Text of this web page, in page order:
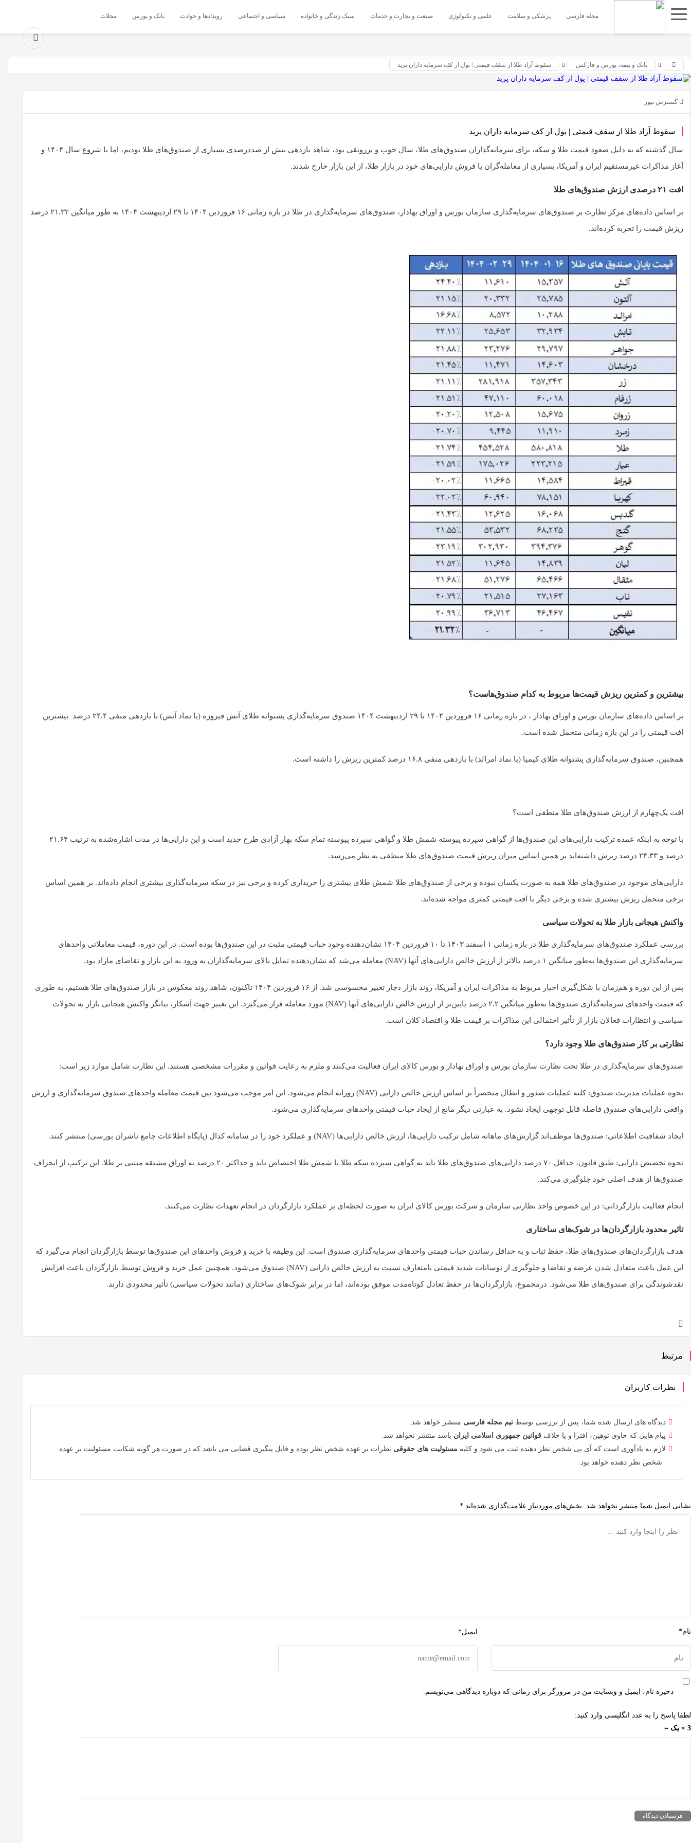
مجله فارسی پزشکی و سلامت علمی و تکنولوژی صنعت و تجارت و خدمات سبک زندگی و خانواده سیاسی و اجتماعی رویدادها و حوادث بانک و بورس مجلات
اشتراک
گذاری
از
روش‌های
زیر
می‌توانید
با
به
اشتراک
کپی
بانک و بیمه، بورس و فارکس سقوط آزاد طلا از سقف قیمتی | پول از کف سرمایه داران پرید
گسترش نیوز
سقوط آزاد طلا از سقف قیمتی | پول از کف سرمایه داران پرید
سال گذشته که به دلیل صعود قیمت طلا و سکه، برای سرمایه‌گذاران صندوق‌های طلا، سال خوب و پررونقی بود، شاهد بازدهی بیش از صددرصدی بسیاری از صندوق‌های طلا بودیم، اما با شروع سال ۱۴۰۴ و
آغاز مذاکرات غیرمستقیم ایران و آمریکا، بسیاری از معامله‌گران با فروش دارایی‌های خود در بازار طلا، از این بازار خارج شدند.
افت ۲۱ درصدی ارزش صندوق‌های طلا
بر اساس داده‌های مرکز نظارت بر صندوق‌های سرمایه‌گذاری سازمان بورس و اوراق بهادار، صندوق‌های سرمایه‌گذاری در طلا در بازه زمانی ۱۶ فروردین ۱۴۰۴ تا ۲۹ اردیبهشت ۱۴۰۴ به طور میانگین ۲۱.۳۲ درصد
ریزش قیمت را تجربه کرده‌اند.
بیشترین و کمترین ریزش قیمت‌ها مربوط به کدام صندوق‌هاست؟
بر اساس داده‌های سازمان بورس و اوراق بهادار ، در بازه زمانی ۱۶ فروردین ۱۴۰۴ تا ۲۹ اردیبهشت ۱۴۰۴ صندوق سرمایه‌گذاری پشتوانه طلای آتش فیروزه (با نماد آتش) با بازدهی منفی ۲۴.۴ درصد بیشترین
افت قیمتی را در این بازه زمانی متحمل شده است.
همچنین، صندوق سرمایه‌گذاری پشتوانه طلای کیمیا (با نماد امرالد) با بازدهی منفی ۱۶.۸ درصد کمترین ریزش را داشته است.
افت یک‌چهارم از ارزش صندوق‌های طلا منطقی است؟
با توجه به اینکه عمده ترکیب دارایی‌های این صندوق‌ها از گواهی سپرده پیوسته شمش طلا و گواهی سپرده پیوسته تمام سکه بهار آزادی طرح جدید است و این دارایی‌ها در مدت اشاره‌شده به ترتیب ۲۱.۶۴
درصد و ۲۴.۳۳ درصد ریزش داشته‌اند بر همین اساس میزان ریزش قیمت صندوق‌های طلا منطقی به نظر می‌رسد.
دارایی‌های موجود در صندوق‌های طلا همه به صورت یکسان نبوده و برخی از صندوق‌های طلا شمش طلای بیشتری را خریداری کرده و برخی نیز در سکه سرمایه‌گذاری بیشتری انجام داده‌اند. بر همین اساس
برخی متحمل ریزش بیشتری شده و برخی دیگر با افت قیمتی کمتری مواجه شده‌اند.
واکنش هیجانی بازار طلا به تحولات سیاسی
بررسی عملکرد صندوق‌های سرمایه‌گذاری طلا در بازه زمانی ۱ اسفند ۱۴۰۳ تا ۱۰ فروردین ۱۴۰۴ نشان‌دهنده وجود حباب قیمتی مثبت در این صندوق‌ها بوده است. در این دوره، قیمت معاملاتی واحدهای
سرمایه‌گذاری این صندوق‌ها به‌طور میانگین ۱ درصد بالاتر از ارزش خالص دارایی‌های آنها (NAV) معامله می‌شد که نشان‌دهنده تمایل بالای سرمایه‌گذاران به ورود به این بازار و تقاضای مازاد بود.
پس از این دوره و هم‌زمان با شکل‌گیری اخبار مربوط به مذاکرات ایران و آمریکا، روند بازار دچار تغییر محسوسی شد. از ۱۶ فروردین ۱۴۰۴ تاکنون، شاهد روند معکوس در بازار صندوق‌های طلا هستیم، به طوری
که قیمت واحدهای سرمایه‌گذاری صندوق‌ها به‌طور میانگین ۲.۲ درصد پایین‌تر از ارزش خالص دارایی‌های آنها (NAV) مورد معامله قرار می‌گیرد. این تغییر جهت آشکار، بیانگر واکنش هیجانی بازار به تحولات
سیاسی و انتظارات فعالان بازار از تأثیر احتمالی این مذاکرات بر قیمت طلا و اقتصاد کلان است.
نظارتی بر کار صندوق‌های طلا وجود دارد؟
صندوق‌های سرمایه‌گذاری در طلا تحت نظارت سازمان بورس و اوراق بهادار و بورس کالای ایران فعالیت می‌کنند و ملزم به رعایت قوانین و مقررات مشخصی هستند. این نظارت شامل موارد زیر است:
نحوه عملیات مدیریت صندوق: کلیه عملیات صدور و ابطال منحصراً بر اساس ارزش خالص دارایی (NAV) روزانه انجام می‌شود. این امر موجب می‌شود بین قیمت معامله واحدهای صندوق سرمایه‌گذاری و ارزش
واقعی دارایی‌های صندوق فاصله قابل توجهی ایجاد نشود. به عبارتی دیگر مانع از ایجاد حباب قیمتی واحدهای سرمایه‌گذاری می‌شود.
ایجاد شفافیت اطلاعاتی: صندوق‌ها موظف‌اند گزارش‌های ماهانه شامل ترکیب دارایی‌ها، ارزش خالص دارایی‌ها (NAV) و عملکرد خود را در سامانه کدال (پایگاه اطلاعات جامع ناشران بورسی) منتشر کنند.
نحوه تخصیص دارایی: طبق قانون، حداقل ۷۰ درصد دارایی‌های صندوق‌های طلا باید به گواهی سپرده سکه طلا یا شمش طلا اختصاص یابد و حداکثر ۲۰ درصد به اوراق مشتقه مبتنی بر طلا. این ترکیب از انحراف
صندوق‌ها از هدف اصلی خود جلوگیری می‌کند.
انجام فعالیت بازارگردانی: در این خصوص واحد نظارتی سازمان و شرکت بورس کالای ایران به صورت لحظه‌ای بر عملکرد بازارگردان در انجام تعهدات نظارت می‌کنند.
تاثیر محدود بازارگردان‌ها در شوک‌های ساختاری
هدف بازارگردان‌های صندوق‌های طلا، حفظ ثبات و به حداقل رساندن حباب قیمتی واحدهای سرمایه‌گذاری صندوق است. این وظیفه با خرید و فروش واحدهای این صندوق‌ها توسط بازارگردان انجام می‌گیرد که
این عمل باعث متعادل شدن عرضه و تقاضا و جلوگیری از نوسانات شدید قیمتی نامتعارف نسبت به ارزش خالص دارایی (NAV) صندوق می‌شود. همچنین عمل خرید و فروش توسط بازارگردان باعث افزایش
نقدشوندگی برای صندوق‌های طلا می‌شود. درمجموع، بازارگردان‌ها در حفظ تعادل کوتاه‌مدت موفق بوده‌اند، اما در برابر شوک‌های ساختاری (مانند تحولات سیاسی) تأثیر محدودی دارند.
مرتبط
نظرات کاربران
دیدگاه های ارسال شده شما، پس از بررسی توسط تیم مجله فارسی منتشر خواهد شد.
پیام هایی که حاوی توهین، افترا و یا خلاف قوانین جمهوری اسلامی ایران باشد منتشر نخواهد شد.
لازم به یادآوری است که آی پی شخص نظر دهنده ثبت می شود و کلیه مسئولیت های حقوقی نظرات بر عهده شخص نظر بوده و قابل پیگیری قضایی می باشد که در صورت هر گونه شکایت مسئولیت بر عهده
شخص نظر دهنده خواهد بود.
نشانی ایمیل شما منتشر نخواهد شد. بخش‌های موردنیاز علامت‌گذاری شده‌اند *
نام* ایمیل*
ذخیره نام، ایمیل و وبسایت من در مرورگر برای زمانی که دوباره دیدگاهی می‌نویسم.
لطفا پاسخ را به عدد انگلیسی وارد کنید:
3 × یک =